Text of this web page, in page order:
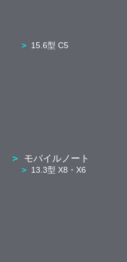
15.6型 C5
モバイルノート
13.3型 X8・X6